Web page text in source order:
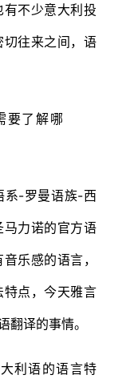
不少意大利投
往来之间，语
-罗曼语族-西
力诺的官方语
乐感的语言，
点，今天雅言
翻译的事情。
利语的语言特